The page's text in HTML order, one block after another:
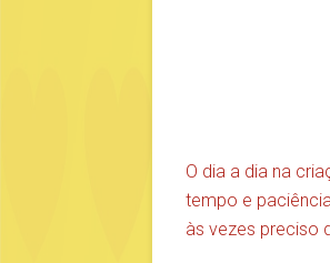
O dia a dia na
tempo e
às vezes preciso